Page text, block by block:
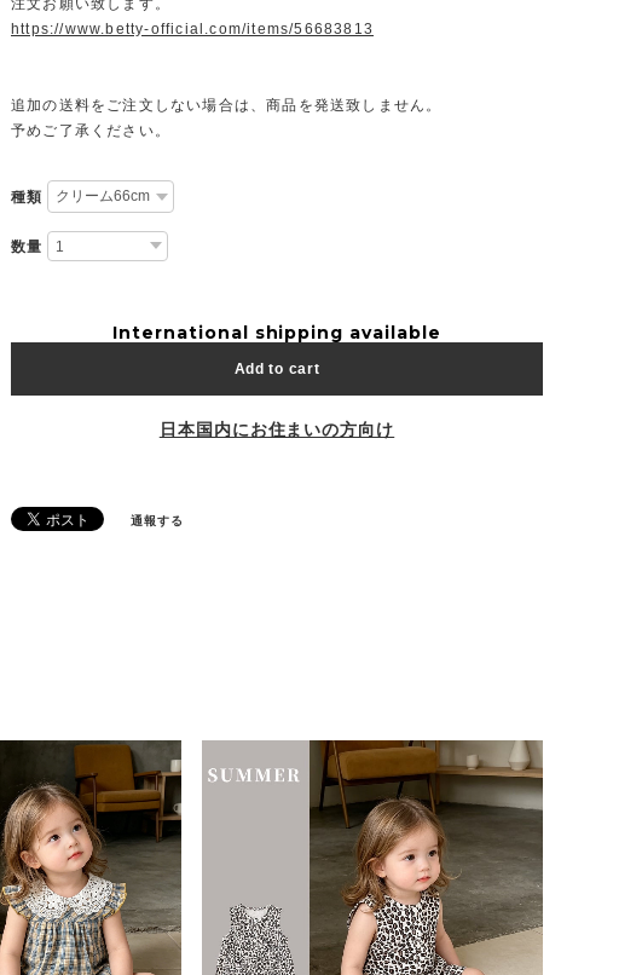
注文お願い致します。
https://www.betty-official.com/items/56683813
追加の送料をご注文しない場合は、商品を発送致しません。
予めご了承ください。
種類
数量
International shipping available
Add to cart
日本国内にお住まいの方向け
通報する